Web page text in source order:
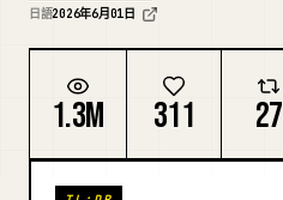
提示詞
下載
1. iPhone
2. 寶可夢卡牌
日語2026年6月01日
1.3M 311 27